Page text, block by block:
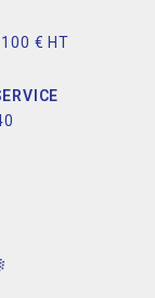
€ HT